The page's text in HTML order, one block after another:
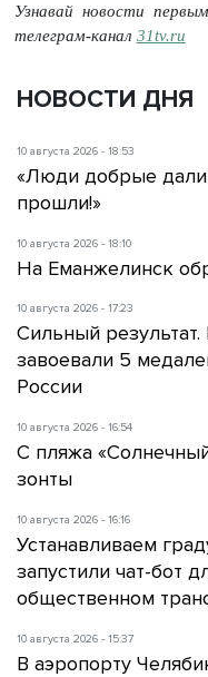
Узнавай новости
телеграм-канал 31tv.ru
НОВОСТИ ДНЯ
10 августа 2026 - 18:53
«Люди добрые дали
прошли!»
10 августа 2026 - 18:10
На Еманжелинск
10 августа 2026 - 17:23
Сильный
завоевали 5
России
10 августа 2026 - 16:54
С пляжа
зонты
10 августа 2026 - 16:16
Устанавливаем
запустили чат-бот
общественном
10 августа 2026 - 15:37
В аэропорту